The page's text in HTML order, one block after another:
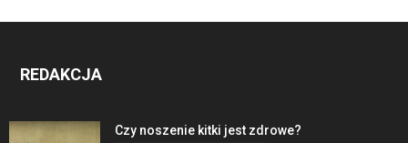
REDAKCJA
Czy noszenie kitki jest zdrowe?